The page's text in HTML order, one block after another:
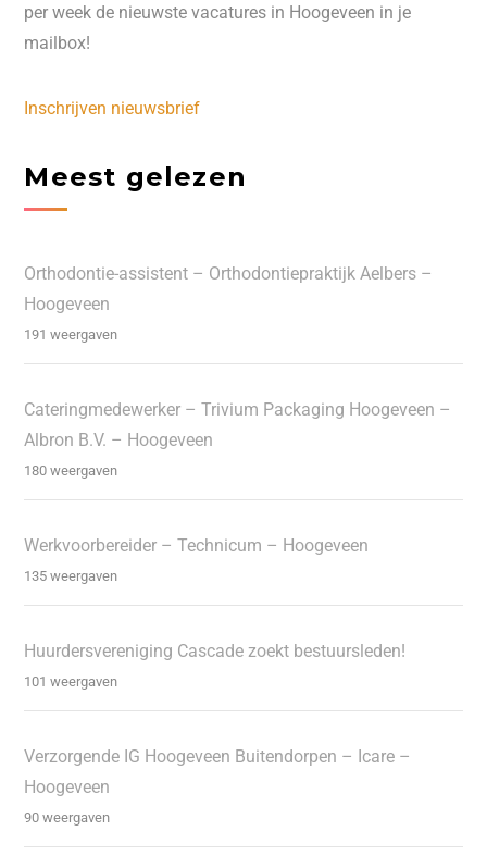
per week de nieuwste vacatures in Hoogeveen in je
mailbox!
Inschrijven nieuwsbrief
Meest gelezen
Orthodontie-assistent – Orthodontiepraktijk Aelbers –
Hoogeveen
191 weergaven
Cateringmedewerker – Trivium Packaging Hoogeveen –
Albron B.V. – Hoogeveen
180 weergaven
Werkvoorbereider – Technicum – Hoogeveen
135 weergaven
Huurdersvereniging Cascade zoekt bestuursleden!
101 weergaven
Verzorgende IG Hoogeveen Buitendorpen – Icare –
Hoogeveen
90 weergaven